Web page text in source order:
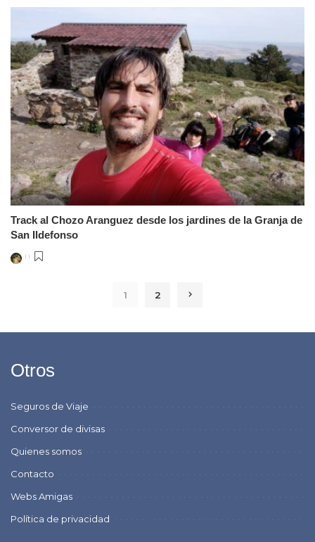
Track al Chozo Aranguez desde los jardines de la Granja de
San Ildefonso
Posted
1
2
Otros
Seguros de Viaje
Conversor de divisas
Quienes somos
Contacto
Webs Amigas
Política de privacidad